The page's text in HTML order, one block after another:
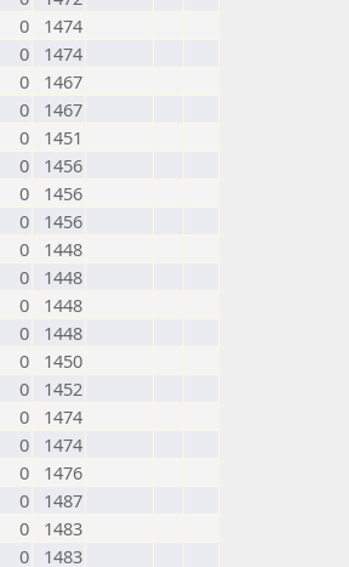
0
1474
0
1474
0
1467
0
1467
0
1451
0
1456
0
1456
0
1456
0
1448
0
1448
0
1448
0
1448
0
1450
0
1452
0
1474
0
1474
0
1476
0
1487
0
1483
0
1483